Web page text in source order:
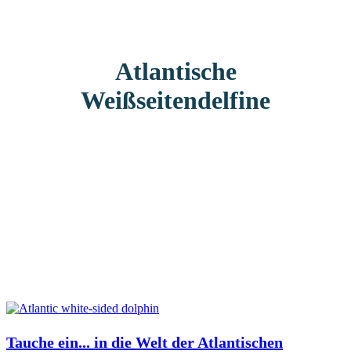
Atlantische
Weißseitendelfine
Tauche ein... in die Welt der Atlantischen